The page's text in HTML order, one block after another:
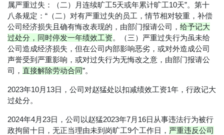
属严重过失：（二）月连续旷工5天或年累计旷工10天”。第十
八条规定：“（二）对有严重过失的员工，情节相对较重，补偿
公司经济损失且确有悔改表现的，由部门报请公司， 给予记大
过处分，同时停发一年绩效工资。（三）严重过失行为虽未给
公司造成经济损失，但在公司内部影响恶劣，或对外造成公司
声誉受到严重影响，或对过失行为无悔改之意，由部门报请公
司， 直接解除劳动合同”。
2023年10月13日，公司对赵猛处以扣减绩效工资1年，行政记大
过处分。
2024年4月23日，公司以赵猛2023年7月16日从事违法行为被行
政拘留十日，无正当理由未到岗旷工9个工作日， 严重违反公司